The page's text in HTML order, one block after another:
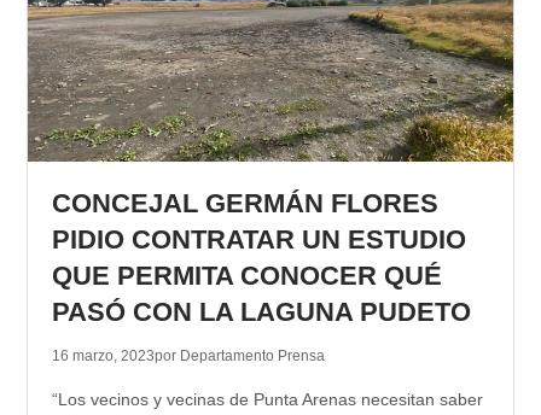
CONCEJAL GERMÁN FLORES
PIDIO CONTRATAR UN ESTUDIO
QUE PERMITA CONOCER QUÉ
PASÓ CON LA LAGUNA PUDETO
16 marzo, 2023por Departamento Prensa
“Los vecinos y vecinas de Punta Arenas necesitan saber